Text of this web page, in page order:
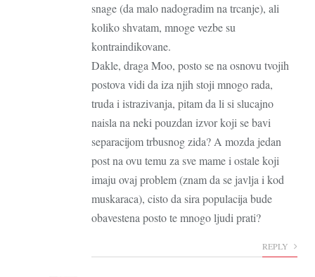
snage (da malo nadogradim na trcanje), ali
koliko shvatam, mnoge vezbe su
kontraindikovane.
Dakle, draga Moo, posto se na osnovu tvojih
postova vidi da iza njih stoji mnogo rada,
truda i istrazivanja, pitam da li si slucajno
naisla na neki pouzdan izvor koji se bavi
separacijom trbusnog zida? A mozda jedan
post na ovu temu za sve mame i ostale koji
imaju ovaj problem (znam da se javlja i kod
muskaraca), cisto da sira populacija bude
obavestena posto te mnogo ljudi prati?
REPLY